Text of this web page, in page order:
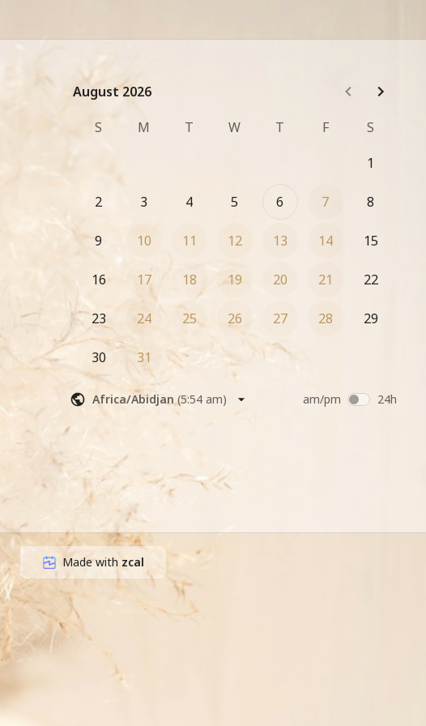
August 2026
August 2026
S
M T W T F
S
1
2 3 4 5 6 7 8
9 10 11 12 13 14 15
16 17 18 19 20 21 22
23 24 25 26 27 28 29
30 31
Africa/Abidjan (5:54 am) am/pm 24h
Made with zcal